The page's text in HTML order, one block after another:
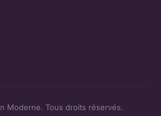
Moderne. Tous droits réservés.